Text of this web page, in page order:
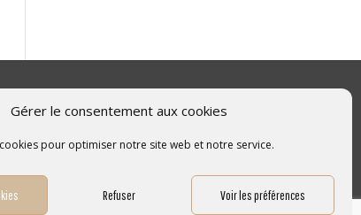
Gérer le consentement aux cookies
pour optimiser notre site web et notre service.
Refuser Voir les préférences
LinkedIn
Facebook
Twitter
Instagram